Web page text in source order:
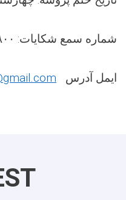
شماره سمع شکایات:
ایمل آدرس